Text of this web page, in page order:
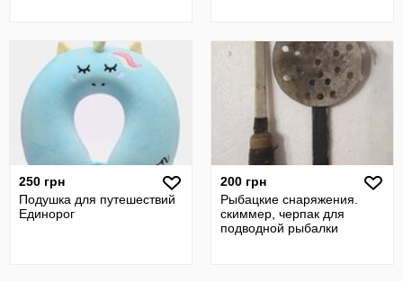
250 грн
Подушка для путешествий
Единорог
200 грн
Рыбацкие снаряжения.
скиммер, черпак для
подводной рыбалки